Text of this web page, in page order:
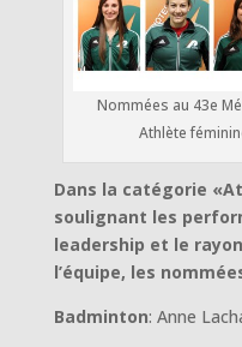
Nommées au 43e
Athlète
Dans la catégorie
soulignant les
leadership et le
l’équipe, les
Badminton: Anne